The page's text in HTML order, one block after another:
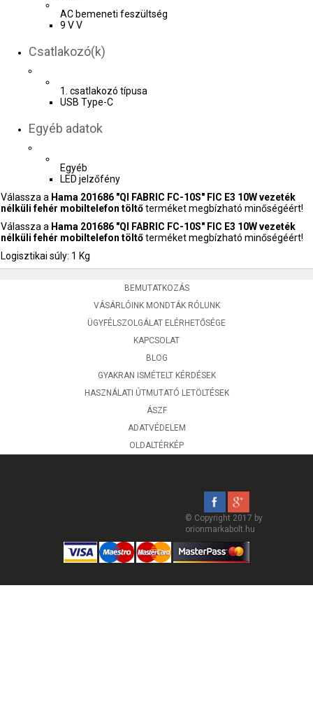
AC bemeneti feszültség
9 V V
Csatlakozó(k)
1. csatlakozó típusa
USB Type-C
Egyéb adatok
Egyéb
LED jelzőfény
Válassza a Hama 201686 "QI FABRIC FC-10S" FIC E3 10W vezeték
nélküli fehér mobiltelefon töltőterméket megbízható minőségéért!
Válassza a Hama 201686 "QI FABRIC FC-10S" FIC E3 10W vezeték
nélküli fehér mobiltelefon töltőterméket megbízható minőségéért!
Logisztikai súly: 1 Kg
BEMUTATKOZÁS
VÁSÁRLÓINK MONDTÁK RÓLUNK
ÜGYFÉLSZOLGÁLAT ELÉRHETŐSÉGE
KAPCSOLAT
BLOG
GYAKRAN ISMÉTELT KÉRDÉSEK
HASZNÁLATI ÚTMUTATÓ LETÖLTÉSEK
ÁSZF
ADATVÉDELEM
OLDALTÉRKÉP
© Copyright 2017 by
orionmarkabolt.hu